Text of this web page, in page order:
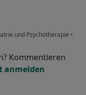
und Psychotherapie •
Kommentieren
anmelden